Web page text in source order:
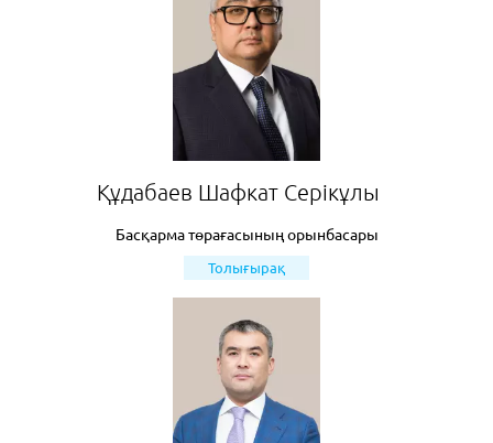
Құдабаев Шафкат Серікұлы
Басқарма төрағасының орынбасары
Толығырақ